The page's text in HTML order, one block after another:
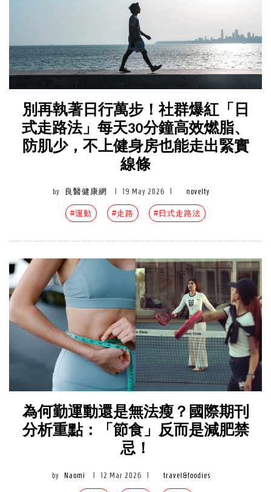
別再執著日行萬步！社群爆紅「日
式走路法」每天30分鐘高效燃脂、
防肌少，不上健身房也能走出緊實
線條
by 良醫健康網 19 May 2026 novelty
#運動 #走路 #日式走路法
為何勤運動還是無法瘦？國際期刊
分析重點：「節食」反而是減肥禁
忌！
by Naomi 12 Mar 2026 travel&foodies